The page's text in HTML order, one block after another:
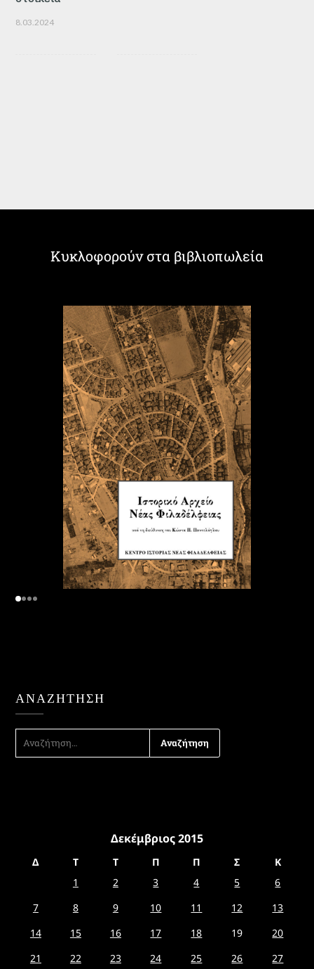
8.03.2024
Κυκλοφορούν στα βιβλιοπωλεία
ΑΝΑΖΉΤΗΣΗ
ΑΝΑΖΉΤΗΣΗ
Δεκέμβριος 2015
Δ Τ Τ Π Π Σ
Κ
1
2 3 4 5
6
7
8 9 10 11 12
13
14
15 16 17 18 19
20
21
22 23 24 25 26
27